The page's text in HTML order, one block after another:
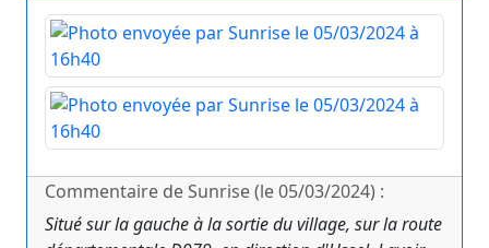
Commentaire de Sunrise (le 05/03/2024) :
Situé sur la gauche à la sortie du village, sur la route